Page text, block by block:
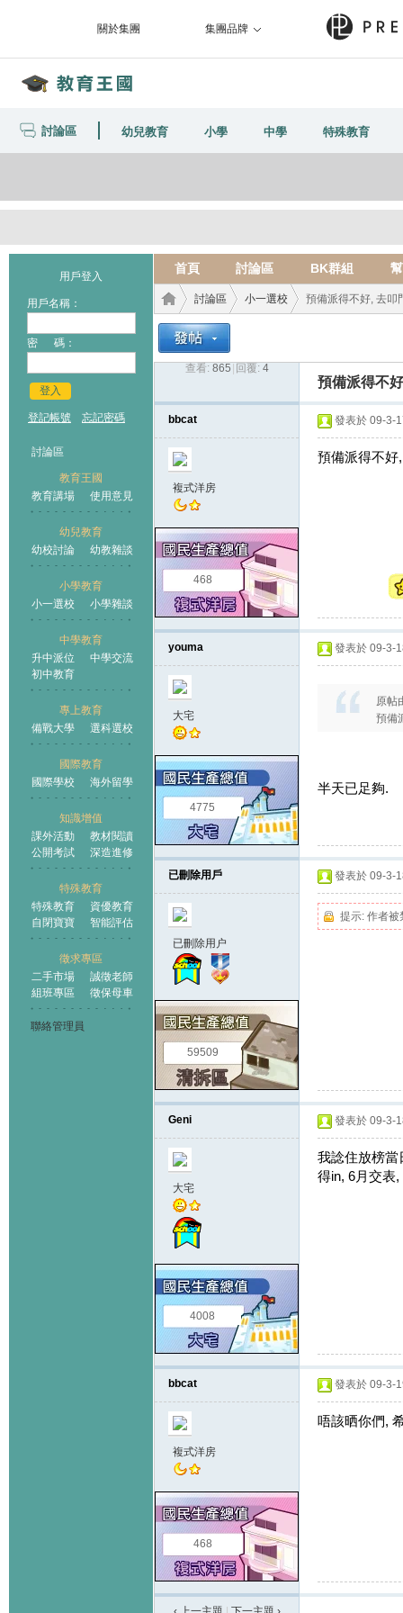
關於集團 集團品牌
討論區 幼兒教育 小學 中學 特殊教育
用戶登入
用戶名稱：
密 碼：
登入
登記帳號 忘記密碼
討論區
教育王國
教育講場
使用意見
幼兒教育
幼校討論
幼教雜談
小學教育
小一選校
小學雜談
中學教育
升中派位
中學交流
初中教育
專上教育
備戰大學
選科選校
國際教育
國際學校
海外留學
知識增值
課外活動
教材閱讀
公開考試
深造進修
特殊教育
特殊教育
資優教育
自閉寶寶
智能評估
徵求專區
二手市場
誠徵老師
組班專區
徵保母車
聯絡管理員
首頁 討論區 BK群組
王國
討論區
›
小一選校 預備派得不好, 去叩
查看: 865 回覆: 4
預備派得不
bbcat
複式洋房
468
發表於 09-3-
預備派得不好
youma
大宅
4775
發表於 09-3-
原帖
預備
半天已足夠.
已刪除用戶
已刪除用户
59509
發表於 09-3-
提示: 作者被
Geni
大宅
4008
發表於 09-3-
我諗住放榜當
得in, 6月交表
bbcat
複式洋房
468
發表於 09-3-
唔該晒你們,